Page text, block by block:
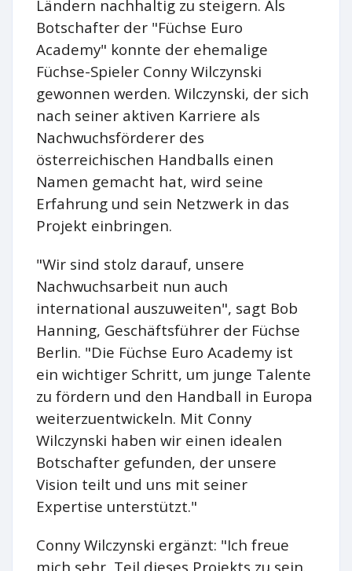
Ländern nachhaltig zu steigern. Als
Botschafter der "Füchse Euro
Academy" konnte der ehemalige
Füchse-Spieler Conny Wilczynski
gewonnen werden. Wilczynski, der sich
nach seiner aktiven Karriere als
Nachwuchsförderer des
österreichischen Handballs einen
Namen gemacht hat, wird seine
Erfahrung und sein Netzwerk in das
Projekt einbringen.
"Wir sind stolz darauf, unsere
Nachwuchsarbeit nun auch
international auszuweiten", sagt Bob
Hanning, Geschäftsführer der Füchse
Berlin. "Die Füchse Euro Academy ist
ein wichtiger Schritt, um junge Talente
zu fördern und den Handball in Europa
weiterzuentwickeln. Mit Conny
Wilczynski haben wir einen idealen
Botschafter gefunden, der unsere
Vision teilt und uns mit seiner
Expertise unterstützt."
Conny Wilczynski ergänzt: "Ich freue
mich sehr, Teil dieses Projekts zu sein.